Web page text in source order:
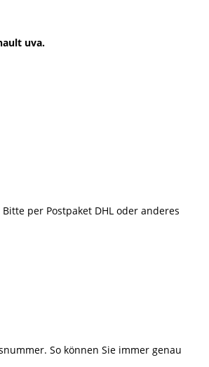
uva.
per Postpaket DHL oder anderes
So können Sie immer genau